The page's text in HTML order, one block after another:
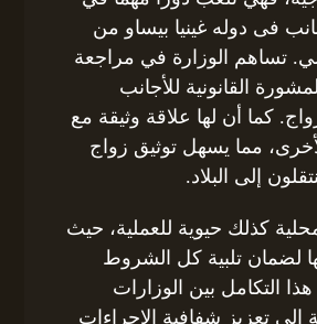
فى دوله غينيا بيساو من
تساهم الوزارة في مراجعة
القانونية للأجانب
كما أن لها علاقة وثيقة مع
مما يسهل توثيق زواج
إلى البلاد.
كذلك حيوية للعملية، حيث
لضمان تلبية كل الشروط
التكامل بين الوزارات
إلى تعزيز شفافية الإجراءات